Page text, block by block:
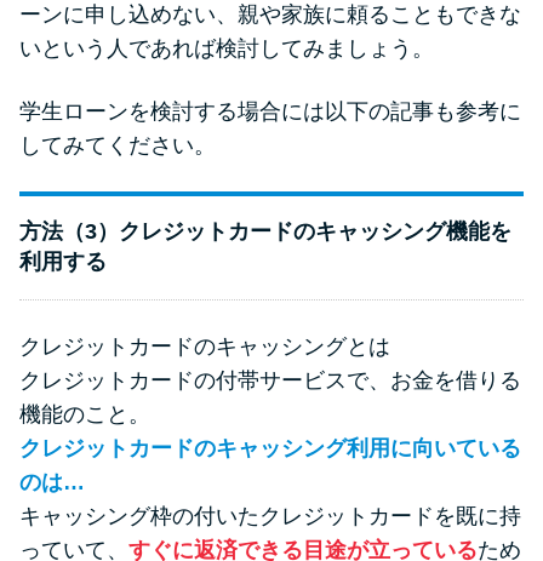
ーンに申し込めない、親や家族に頼ることもできな
いという人であれば検討してみましょう。
学生ローンを検討する場合には以下の記事も参考に
してみてください。
方法（3）クレジットカードのキャッシング機能を
利用する
クレジットカードのキャッシングとは
クレジットカードの付帯サービスで、お金を借りる
機能のこと。
クレジットカードのキャッシング利用に向いている
のは…
キャッシング枠の付いたクレジットカードを既に持
っていて、 すぐに返済できる目途が立っているため